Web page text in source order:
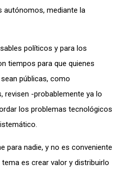
autónomos, mediante la
políticos y para los
tiempos para que quienes
públicas, como
revisen -probablemente ya lo
los problemas tecnológicos
para nadie, y no es conveniente
es crear valor y distribuirlo